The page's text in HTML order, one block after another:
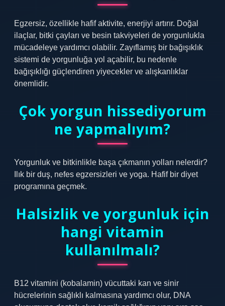
Egzersiz, özellikle hafif aktivite, enerjiyi artırır. Doğal
ilaçlar, bitki çayları ve besin takviyeleri de yorgunlukla
mücadeleye yardımcı olabilir. Zayıflamış bir bağışıklık
sistemi de yorgunluğa yol açabilir, bu nedenle
bağışıklığı güçlendiren yiyecekler ve alışkanlıklar
önemlidir.
Çok yorgun hissediyorum
ne yapmalıyım?
Yorgunluk ve bitkinlikle başa çıkmanın yolları nelerdir?
Ilık bir duş, nefes egzersizleri ve yoga. Hafif bir diyet
programına geçmek.
Halsizlik ve yorgunluk için
hangi vitamin
kullanılmalı?
B12 vitamini (kobalamin) vücuttaki kan ve sinir
hücrelerinin sağlıklı kalmasına yardımcı olur, DNA